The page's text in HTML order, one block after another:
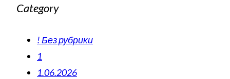
Category
! Без рубрики
1
1.06.2026